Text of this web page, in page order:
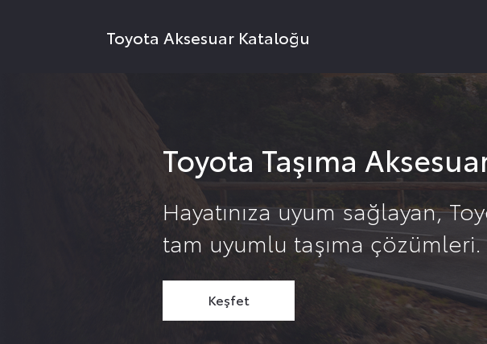
Toyota Aksesuar Kataloğu
Toyota Taşıma
Hayatınıza uyum sağlayan,
tam uyumlu taşıma çözümleri.
Keşfet